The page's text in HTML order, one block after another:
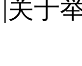
关于